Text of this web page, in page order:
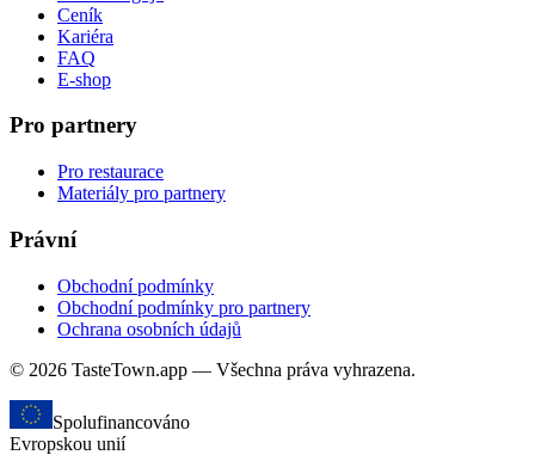
Ceník
Kariéra
FAQ
E-shop
Pro partnery
Pro restaurace
Materiály pro partnery
Právní
Obchodní podmínky
Obchodní podmínky pro partnery
Ochrana osobních údajů
© 2026 TasteTown.app — Všechna práva vyhrazena.
Spolufinancováno
Evropskou unií